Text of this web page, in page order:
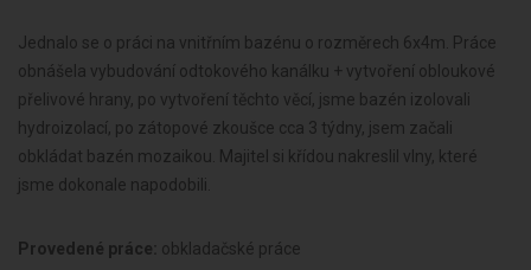
Jednalo se o práci na vnitřním bazénu o rozměrech 6x4m. Práce
obnášela vybudování odtokového kanálku + vytvoření obloukové
přelivové hrany, po vytvoření těchto věcí, jsme bazén izolovali
hydroizolací, po zátopové zkoušce cca 3 týdny, jsem začali
obkládat bazén mozaikou. Majitel si křídou nakreslil vlny, které
jsme dokonale napodobili.
Provedené práce: obkladačské práce